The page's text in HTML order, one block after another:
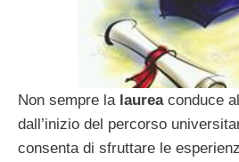
Non sempre la laurea conduce
dall’inizio del percorso
consenta di sfruttare le